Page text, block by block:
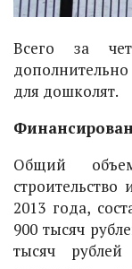
Всего за
для дошколят.
Общий
2013 года,
900 тысяч
тысяч